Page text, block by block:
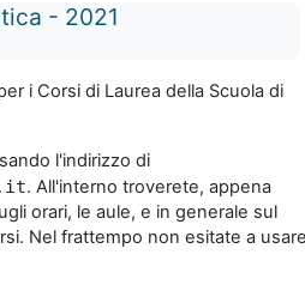
- 2021
i Corsi di Laurea della Scuola di
l'indirizzo di
. All'interno troverete, appena
orari, le aule, e in generale sul
Nel frattempo non esitate a